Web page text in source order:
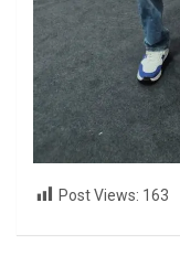
Post Views: 163